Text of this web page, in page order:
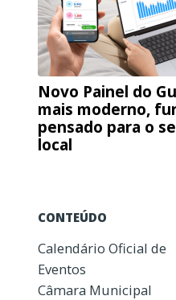
Novo Painel do
mais moderno,
pensado para o
local
CONTEÚDO
Calendário Oficial de
Eventos
Câmara Municipal